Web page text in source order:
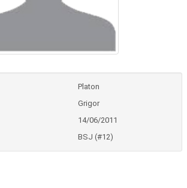
Platon
Grigor
14/06/2011
BSJ (#12)